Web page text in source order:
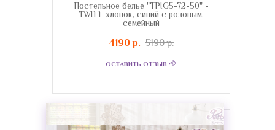
Постельное белье "TPIG5-72-50" -
TWILL хлопок, синий с розовым,
семейный
4190 р. 5190 р.
ОСТАВИТЬ ОТЗЫВ